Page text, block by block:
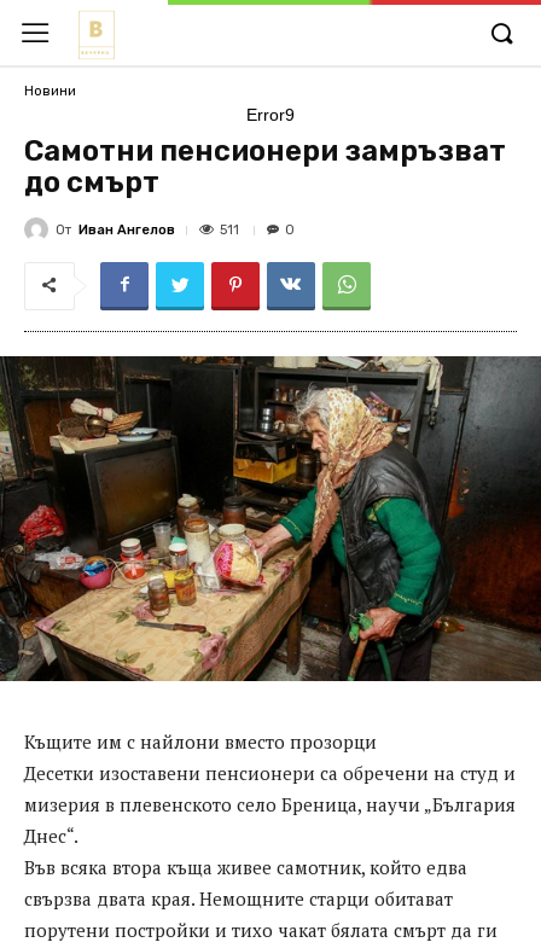
Новини
Error9
Самотни пенсионери замръзват
до смърт
От Иван Ангелов 511 0
Къщите им с найлони вместо прозорци
Десетки изоставени пенсионери са обречени на студ и
мизерия в плевенското село Бреница, научи „България
Днес“.
Във всяка втора къща живее самотник, който едва
свързва двата края. Немощните старци обитават
порутени постройки и тихо чакат бялата смърт да ги